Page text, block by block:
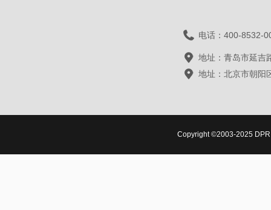
电话：400-8532-
地址：青岛市延吉
地址：北京市朝阳
Copyright ©2003-2025